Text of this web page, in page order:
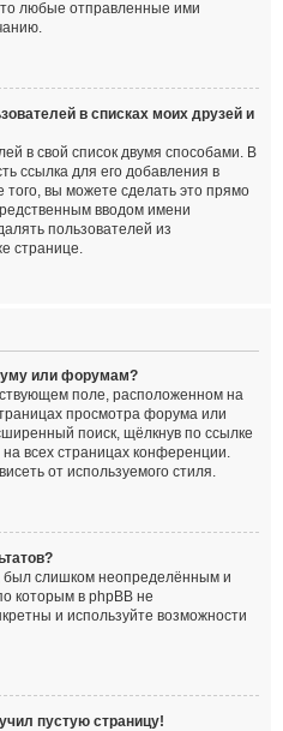
то любые отправленные ими
в списках моих друзей и
в свой список двумя способами. В
ссылка для его добавления в
того, вы можете сделать это прямо
вводом имени
пользователей из
странице.
или форумам?
поле, расположенном на
просмотра форума или
поиск, щёлкнув по ссылке
всех страницах конференции.
от используемого стиля.
был слишком неопределённым и
которым в phpBB не
и используйте возможности
пустую страницу!